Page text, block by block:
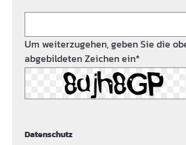
Um weiterzugehen, geben Sie die
abgebildeten Zeichen ein*
Datenschutz